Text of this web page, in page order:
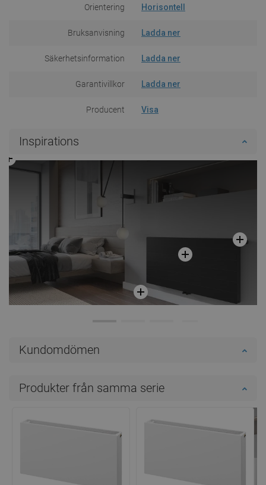
Orientering Horisontell
Bruksanvisning Ladda ner
Säkerhetsinformation Ladda ner
Garantivillkor Ladda ner
Producent Visa
Inspirations
Kundomdömen
Produkter från samma serie